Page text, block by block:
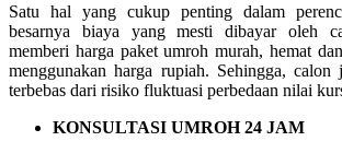
Satu hal yang cukup penting dalam
besarnya biaya yang mesti dibayar oleh
memberi harga paket umroh murah, hemat
menggunakan harga rupiah. Sehingga, calon
terbebas dari risiko fluktuasi perbedaan nilai
KONSULTASI UMROH 24 JAM